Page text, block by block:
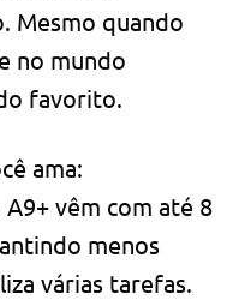
Mesmo quando
no mundo
favorito.
ama:
A9+ vêm com até 8
menos
várias tarefas.